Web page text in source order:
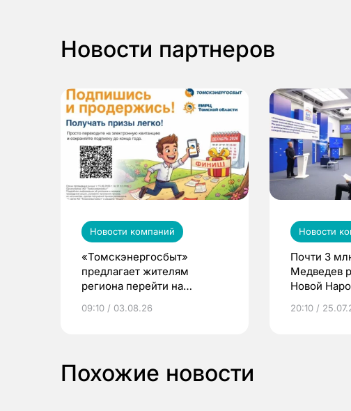
Новости партнеров
Новости компаний
«Томскэнергосбыт»
предлагает жителям
региона перейти на
выиграть призы
09:10 / 03.08.26
Новости
Почти 3
Медведев
Новой
20:10 /
Похожие новости